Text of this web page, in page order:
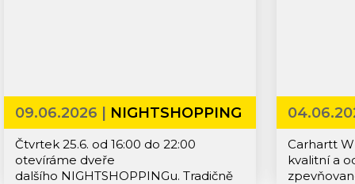
09.06.2026 | NIGHTSHOPPING
Čtvrtek 25.6. od 16:00 do 22:00
otevíráme dveře
dalšího NIGHTSHOPPINGu. Tradičně
Carhartt
kvalitní a